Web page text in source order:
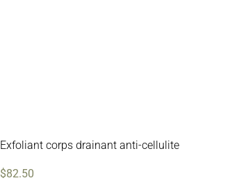
Exfoliant corps drainant anti-cellulite
$82.50